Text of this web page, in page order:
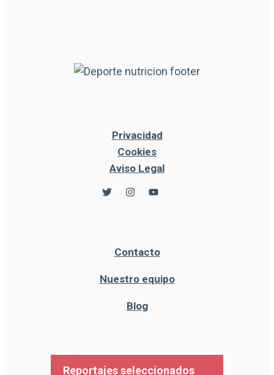
Privacidad
Cookies
Aviso Legal
Contacto
Nuestro equipo
Blog
Reportajes seleccionados